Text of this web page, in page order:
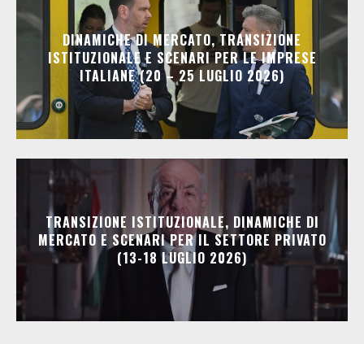
DINAMICHE DI MERCATO, TRANSIZIONE
ISTITUZIONALE E SCENARI PER LE IMPRESE
ITALIANE (20 – 25 LUGLIO 2026)
TRANSIZIONE ISTITUZIONALE, DINAMICHE DI
MERCATO E SCENARI PER IL SETTORE PRIVATO
(13-18 LUGLIO 2026)